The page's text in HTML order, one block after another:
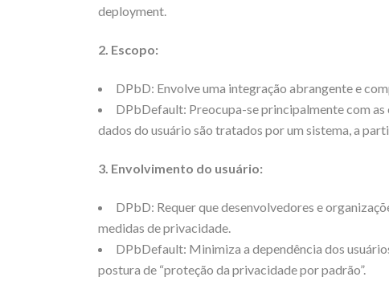
deployment.
2. Escopo:
DPbD: Envolve uma integração abrangente e
DPbDefault: Preocupa-se principalmente com
dados do usuário são tratados por um sistema, a
3. Envolvimento do usuário:
DPbD: Requer que desenvolvedores e
medidas de privacidade.
DPbDefault: Minimiza a dependência dos
postura de “proteção da privacidade por padrão”.